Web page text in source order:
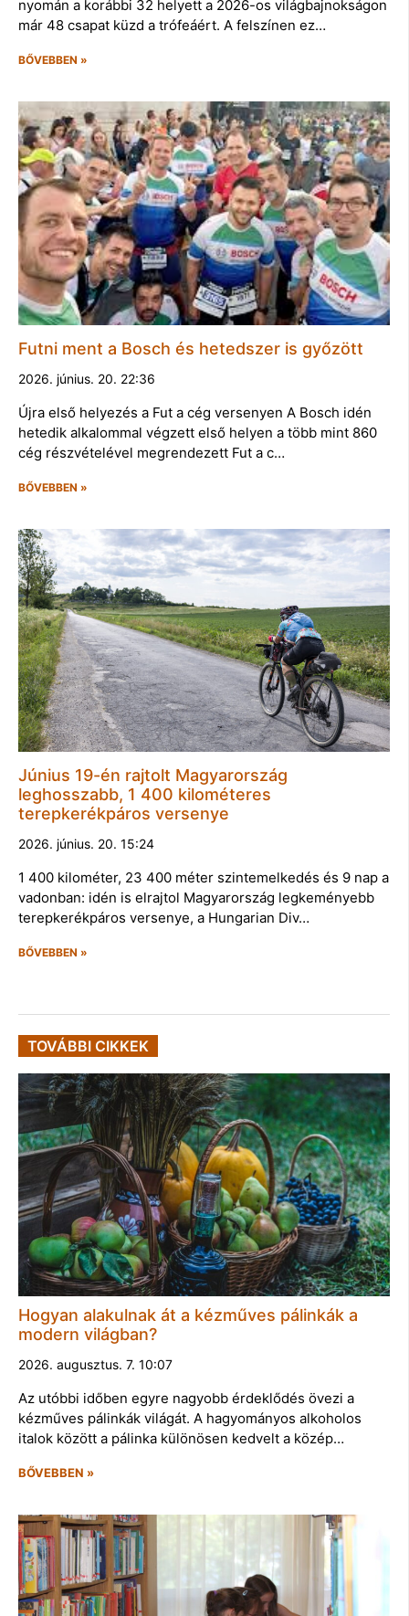
nyomán a korábbi 32 helyett a 2026-os világbajnokságon
már 48 csapat küzd a trófeáért. A felszínen ez…
BŐVEBBEN »
Futni ment a Bosch és hetedszer is győzött
2026. június. 20. 22:36
Újra első helyezés a Fut a cég versenyen A Bosch idén
hetedik alkalommal végzett első helyen a több mint 860
cég részvételével megrendezett Fut a c…
BŐVEBBEN »
Június 19-én rajtolt Magyarország
leghosszabb, 1 400 kilométeres
terepkerékpáros versenye
2026. június. 20. 15:24
1 400 kilométer, 23 400 méter szintemelkedés és 9 nap a
vadonban: idén is elrajtol Magyarország legkeményebb
terepkerékpáros versenye, a Hungarian Div…
BŐVEBBEN »
TOVÁBBI CIKKEK
Hogyan alakulnak át a kézműves pálinkák a
modern világban?
2026. augusztus. 7. 10:07
Az utóbbi időben egyre nagyobb érdeklődés övezi a
kézműves pálinkák világát. A hagyományos alkoholos
italok között a pálinka különösen kedvelt a közép…
BŐVEBBEN »